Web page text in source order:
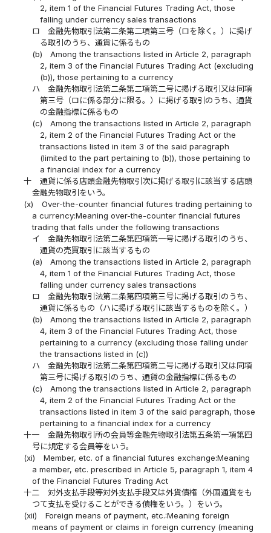
2, item 1 of the Financial Futures Trading Act, those
falling under currency sales transactions
ロ
金融先物取引法第二条第二項第三号（ロを除く。）に掲げ
る取引のうち、通貨に係るもの
(b)
Among the transactions listed in Article 2, paragraph
2, item 3 of the Financial Futures Trading Act (excluding
(b)), those pertaining to a currency
ハ
金融先物取引法第二条第二項第二号に掲げる取引又は同項
第三号（ロに係る部分に限る。）に掲げる取引のうち、通貨
の金融指標に係るもの
(c)
Among the transactions listed in Article 2, paragraph
2, item 2 of the Financial Futures Trading Act or the
transactions listed in item 3 of the said paragraph
(limited to the part pertaining to (b)), those pertaining to
a financial index for a currency
十
通貨に係る店頭金融先物取引次に掲げる取引に該当する店頭
金融先物取引をいう。
(x)
Over-the-counter financial futures trading pertaining to
a currency:Meaning over-the-counter financial futures
trading that falls under the following transactions
イ
金融先物取引法第二条第四項第一号に掲げる取引のうち、
通貨の売買取引に該当するもの
(a)
Among the transactions listed in Article 2, paragraph
4, item 1 of the Financial Futures Trading Act, those
falling under currency sales transactions
ロ
金融先物取引法第二条第四項第三号に掲げる取引のうち、
通貨に係るもの（ハに掲げる取引に該当するものを除く。）
(b)
Among the transactions listed in Article 2, paragraph
4, item 3 of the Financial Futures Trading Act, those
pertaining to a currency (excluding those falling under
the transactions listed in (c))
ハ
金融先物取引法第二条第四項第二号に掲げる取引又は同項
第三号に掲げる取引のうち、通貨の金融指標に係るもの
(c)
Among the transactions listed in Article 2, paragraph
4, item 2 of the Financial Futures Trading Act or the
transactions listed in item 3 of the said paragraph, those
pertaining to a financial index for a currency
十一
金融先物取引所の会員等金融先物取引法第五条第一項第四
号に規定する会員等をいう。
(xi)
Member, etc. of a financial futures exchange:Meaning
a member, etc. prescribed in Article 5, paragraph 1, item 4
of the Financial Futures Trading Act
十二
対外支払手段等対外支払手段又は外貨債権（外国通貨をも
つて支払を受けることができる債権をいう。）をいう。
(xii)
Foreign means of payment, etc.:Meaning foreign
means of payment or claims in foreign currency (meaning